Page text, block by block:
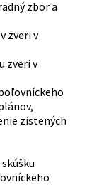
zbor a
zveri v
zveri v
zistených